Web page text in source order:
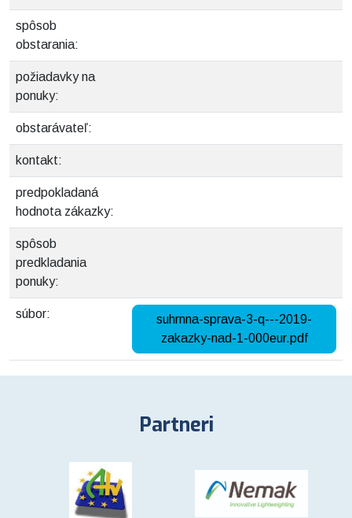
spôsob
obstarania:
požiadavky na
ponuky:
obstarávateľ:
kontakt:
predpokladaná
hodnota zákazky:
spôsob
predkladania
ponuky:
súbor:
suhrnna-sprava-3-q---2019-
zakazky-nad-1-000eur.pdf
Partneri